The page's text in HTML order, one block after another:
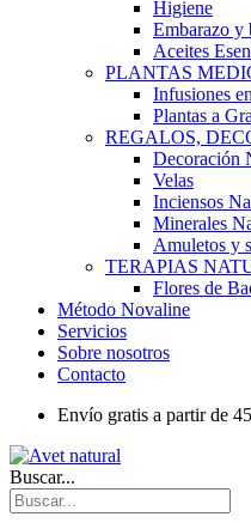
Higiene
Embarazo y
Aceites
PLANTAS
Infusiones
Plantas a
REGALOS,
Decoración
Velas
Inciensos
Minerales
Amuletos y
TERAPIAS
Flores de
Método Novaline
Servicios
Sobre nosotros
Contacto
Envío gratis a partir de
Buscar...